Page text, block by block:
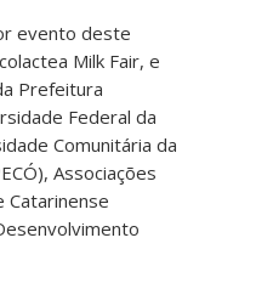
evento deste
Milk Fair, e
Prefeitura
Federal da
Comunitária da
Associações